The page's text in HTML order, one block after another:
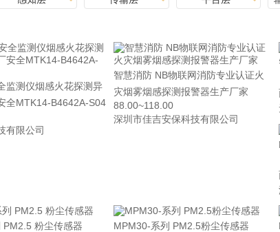
监测仪烟感火花探测异
全MTK14-B4642A-S04
有限公司
智慧消防 NB物联网消防专业认证火
灾烟雾烟感探测报警器生产厂家
88.00~118.00
深圳市佳吉安保科技有限公司
PM2.5 粉尘传感器 MPM30-系列 PM2.5粉尘传感器